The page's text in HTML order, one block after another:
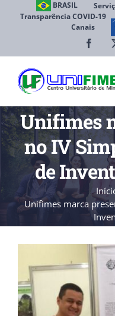
BRASIL
Transparência COVID-19
Canais
Unifimes
no IV
de
Unifimes marca
Image